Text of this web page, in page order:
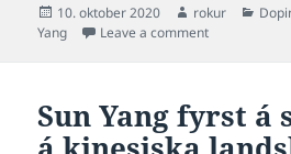
Posted
on
10. oktober 2020 Author
rokur
Yang
Leave a commenton Kæran hjá
Sun Yang fyrst